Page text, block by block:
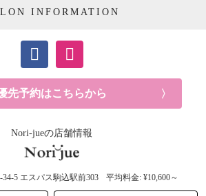
INFORMATION
先予約はこちらから
Nori-jueの店舗情報
34-5 エスパス駒込駅前303 平均料金: ¥10,600～